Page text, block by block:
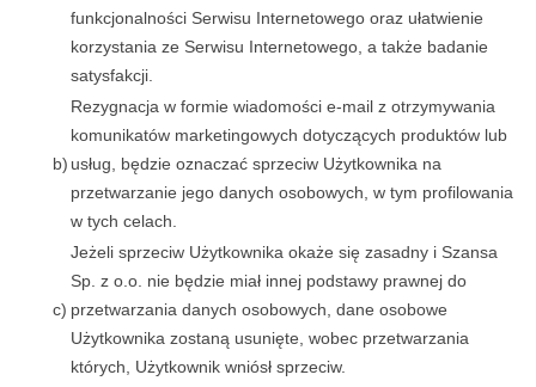
funkcjonalności Serwisu Internetowego oraz ułatwienie
korzystania ze Serwisu Internetowego, a także badanie
satysfakcji.
b)
Rezygnacja w formie wiadomości e-mail z otrzymywania
komunikatów marketingowych dotyczących produktów lub
usług, będzie oznaczać sprzeciw Użytkownika na
przetwarzanie jego danych osobowych, w tym profilowania
w tych celach.
c)
Jeżeli sprzeciw Użytkownika okaże się zasadny i Szansa
Sp. z o.o. nie będzie miał innej podstawy prawnej do
przetwarzania danych osobowych, dane osobowe
Użytkownika zostaną usunięte, wobec przetwarzania
których, Użytkownik wniósł sprzeciw.